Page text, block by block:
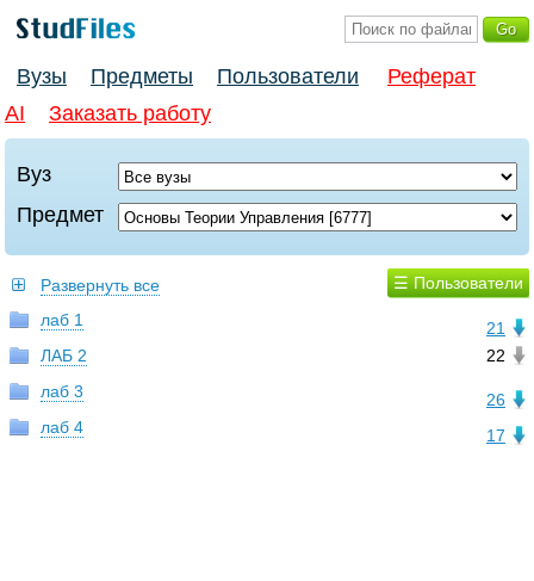
Вузы Предметы Пользователи
Реферат
AI
Заказать работу
Вуз
Предмет
☰ Пользователи
Развернуть все
21
лаб 1
22
ЛАБ 2
26
лаб 3
17
лаб 4